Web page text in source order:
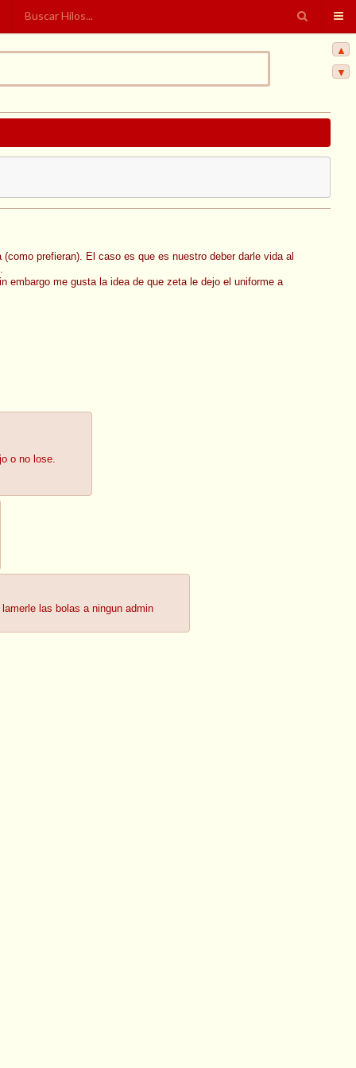
prefieran). El caso es que es nuestro deber darle vida al
embargo me gusta la idea de que zeta le dejo el uniforme a
o no lose.
las bolas a ningun admin
▲
▼